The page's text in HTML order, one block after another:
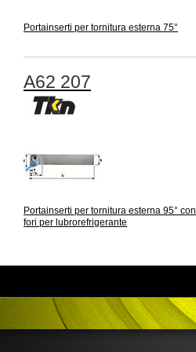
Portainserti per tornitura esterna 75°
A62 207
Portainserti per tornitura esterna 95° con
fori per lubrorefrigerante